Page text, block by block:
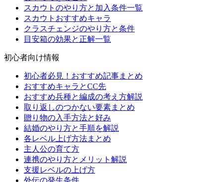
スカウトのやり方と加入条件一覧
スカウトおすすめキャラ
クラスチェンジのやり方と条件
目安箱の効果と正解一覧
初心者向け情報
初心者必見！おすすめ記事まとめ
おすすめキャラとCC先
おすすめ兵種と編成の考え方解説
取り返しのつかない要素まとめ
贈り物の入手方法と好み
結婚のやり方と手順を解説
各レベル上げ方法まとめ
主人公の育て方
連携のやり方とメリット解説
支援レベルの上げ方
外伝の発生条件